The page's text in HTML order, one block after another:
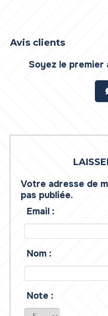
Avis clients
Soyez le premier
Votre adresse de
pas publiée.
Email :
Nom :
Note :